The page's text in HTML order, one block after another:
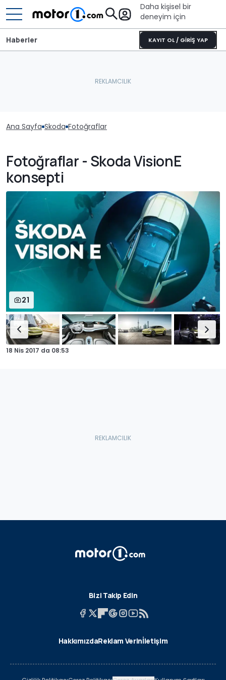
Daha kişisel bir
deneyim için
KAYIT OL / GİRİŞ YAP
Haberler
Ana Sayfa Skoda Fotoğraflar
Fotoğraflar - Skoda VisionE
konsepti
21
18 Nis 2017 da 08:53
Bizi Takip Edin
HakkımızdaReklam Verinİletişim